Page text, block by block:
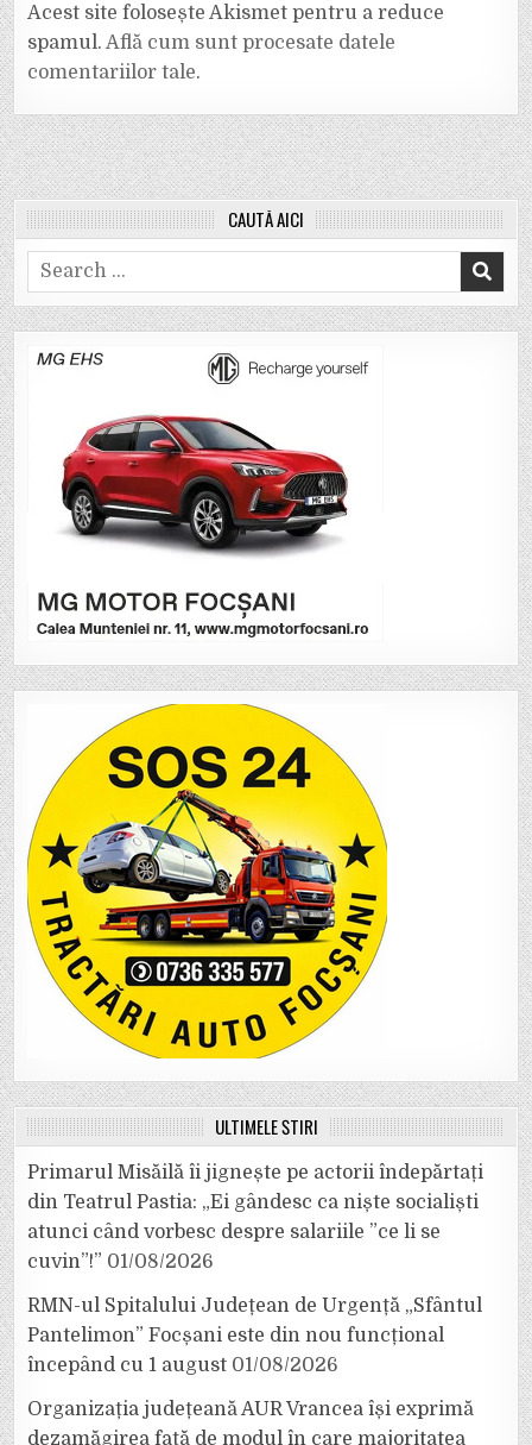
Acest site folosește Akismet pentru a reduce
spamul.Află cum sunt procesate datele
comentariilor tale.
CAUTĂ AICI
Search
for:
ULTIMELE ȘTIRI
Primarul Misăilă îi jignește pe actorii îndepărtați
din Teatrul Pastia: „Ei gândesc ca niște socialiști
atunci când vorbesc despre salariile ”ce li se
cuvin”!” 01/08/2026
RMN-ul Spitalului Județean de Urgență „Sfântul
Pantelimon” Focșani este din nou funcțional
începând cu 1 august 01/08/2026
Organizația județeană AUR Vrancea își exprimă
dezamăgirea față de modul în care majoritatea